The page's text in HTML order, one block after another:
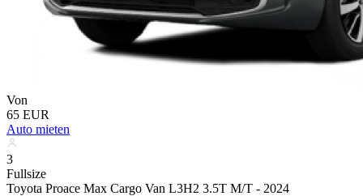
Von
65 EUR
Auto mieten
3
Fullsize
Toyota Proace Max Cargo Van L3H2 3.5T M/T - 2024